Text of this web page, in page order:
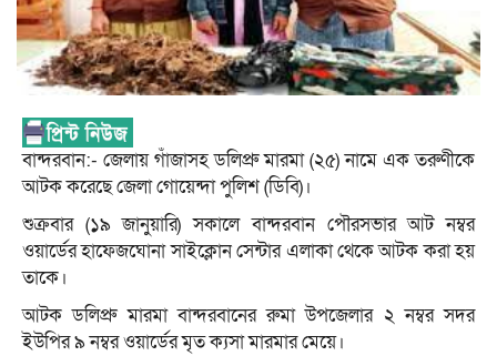
বান্দরবান:- জেলায় গাঁজাসহ ডলিপ্রু মারমা (২৫) নামে এক তরুণীকে
আটক করেছে জেলা গোয়েন্দা পুলিশ (ডিবি)।
শুক্রবার (১৯ জানুয়ারি) সকালে বান্দরবান পৌরসভার আট নম্বর
ওয়ার্ডের হাফেজঘোনা সাইক্লোন সেন্টার এলাকা থেকে আটক করা হয়
তাকে।
আটক ডলিপ্রু মারমা বান্দরবানের রুমা উপজেলার ২ নম্বর সদর
ইউপির ৯ নম্বর ওয়ার্ডের মৃত ক্যসা মারমার মেয়ে।